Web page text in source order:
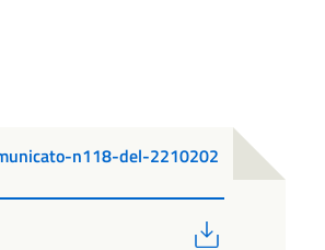
n118-del-2210202